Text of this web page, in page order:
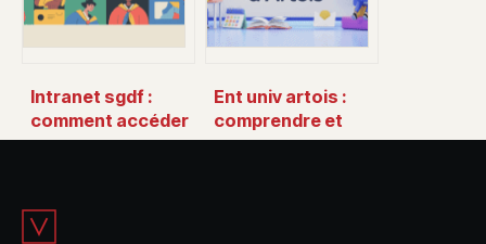
Intranet sgdf :
comment accéder
facilement à
et guides de
france
Ent univ artois :
comprendre et
utiliser votre